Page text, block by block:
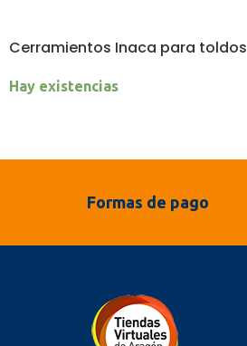
Cerramientos Inaca para toldos
Hay existencias
Formas de pago